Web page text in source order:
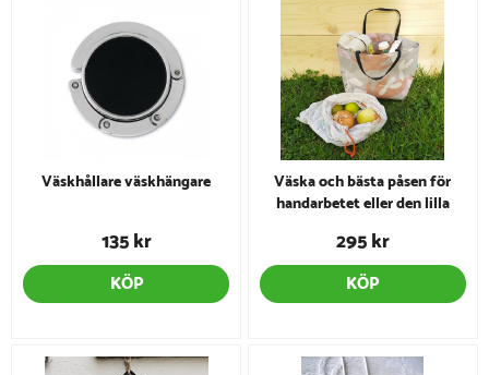
Väskhållare väskhängare
135 kr
KÖP
Väska och bästa påsen för
handarbetet eller den lilla
295 kr
KÖP